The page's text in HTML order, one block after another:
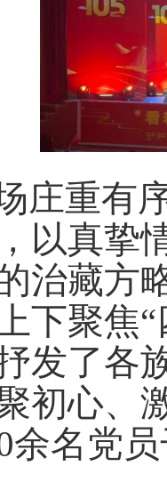
庄重有
以真挚
治藏方
下聚焦
发了各
初心、
余名党